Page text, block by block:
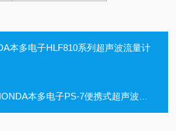
本多电子HLF810系列超声波流量计
本多电子PS-7便携式超声波测深仪